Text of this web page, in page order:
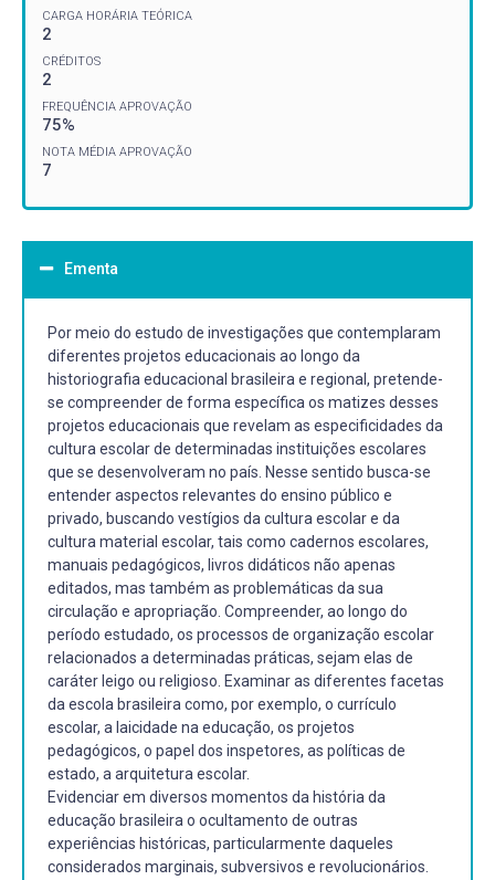
CARGA HORÁRIA TEÓRICA
2
CRÉDITOS
2
FREQUÊNCIA APROVAÇÃO
75%
NOTA MÉDIA APROVAÇÃO
7
Ementa
Por meio do estudo de investigações que contemplaram
diferentes projetos educacionais ao longo da
historiografia educacional brasileira e regional, pretende-
se compreender de forma específica os matizes desses
projetos educacionais que revelam as especificidades da
cultura escolar de determinadas instituições escolares
que se desenvolveram no país. Nesse sentido busca-se
entender aspectos relevantes do ensino público e
privado, buscando vestígios da cultura escolar e da
cultura material escolar, tais como cadernos escolares,
manuais pedagógicos, livros didáticos não apenas
editados, mas também as problemáticas da sua
circulação e apropriação. Compreender, ao longo do
período estudado, os processos de organização escolar
relacionados a determinadas práticas, sejam elas de
caráter leigo ou religioso. Examinar as diferentes facetas
da escola brasileira como, por exemplo, o currículo
escolar, a laicidade na educação, os projetos
pedagógicos, o papel dos inspetores, as políticas de
estado, a arquitetura escolar.
Evidenciar em diversos momentos da história da
educação brasileira o ocultamento de outras
experiências históricas, particularmente daqueles
considerados marginais, subversivos e revolucionários.